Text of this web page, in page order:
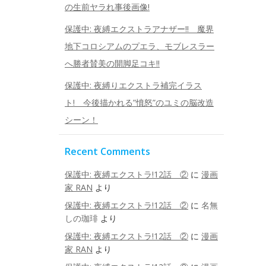
の生前ヤラれ事後画像!
保護中: 夜縛エクストラアナザー!! 魔界
地下コロシアムのプエラ、モブレスラー
へ勝者賛美の開脚足コキ!!
保護中: 夜縛りエクストラ補完イラス
ト! 今後描かれる”憤怒”のユミの脳改造
シーン！
Recent Comments
保護中: 夜縛エクストラ!12話 ② に 漫画
家 RAN より
保護中: 夜縛エクストラ!12話 ② に 名無
しの珈琲 より
保護中: 夜縛エクストラ!12話 ② に 漫画
家 RAN より